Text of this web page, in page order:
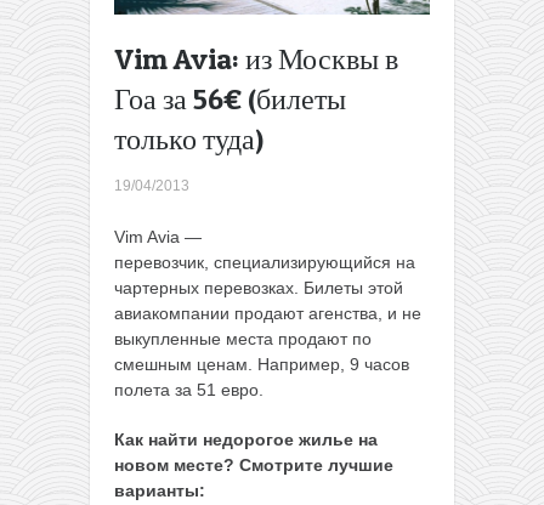
Vim Avia: из Москвы в
Гоа за 56€ (билеты
только туда)
19/04/2013
Vim Avia —
перевозчик, специализирующийся на
чартерных перевозках. Билеты этой
авиакомпании продают агенства, и не
выкупленные места продают по
смешным ценам. Например, 9 часов
полета за 51 евро.
Как найти недорогое жилье на
новом месте? Смотрите лучшие
варианты:
Марсель
Варшавы